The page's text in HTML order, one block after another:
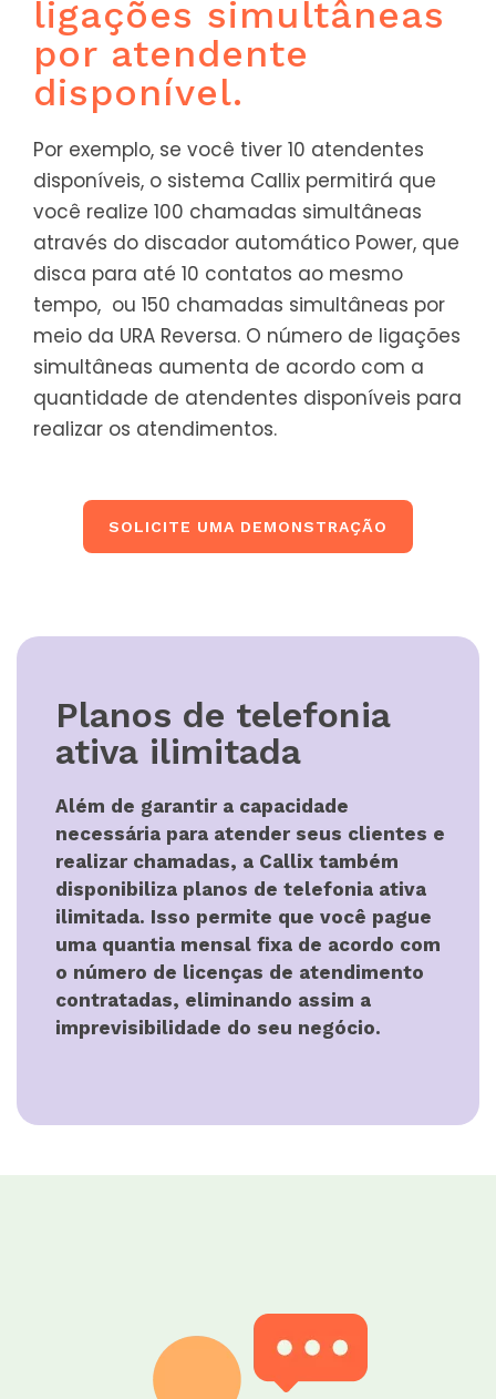
ligações simultâneas
por atendente
disponível.
Por exemplo, se você tiver 10 atendentes
disponíveis, o sistema Callix permitirá que
você realize 100 chamadas simultâneas
através do discador automático Power, que
disca para até 10 contatos ao mesmo
tempo, ou 150 chamadas simultâneas por
meio da URA Reversa. O número de ligações
simultâneas aumenta de acordo com a
quantidade de atendentes disponíveis para
realizar os atendimentos.
SOLICITE UMA DEMONSTRAÇÃO
Planos de telefonia
ativa ilimitada
Além de garantir a capacidade
necessária para atender seus clientes e
realizar chamadas, a Callix também
disponibiliza planos de telefonia ativa
ilimitada. Isso permite que você pague
uma quantia mensal fixa de acordo com
o número de licenças de atendimento
contratadas, eliminando assim a
imprevisibilidade do seu negócio.